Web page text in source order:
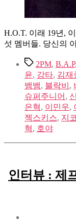
H.O.T. 이래 19년,
섯 멤버들. 당신의
Tags2PM, B.A.P,
윤, 강타, 김재
뱀뱀, 블락비 ,
슈퍼주니어 ,
은혁, 이민우,
젝스키스, 지코
혁, 호야
인터뷰 : 제